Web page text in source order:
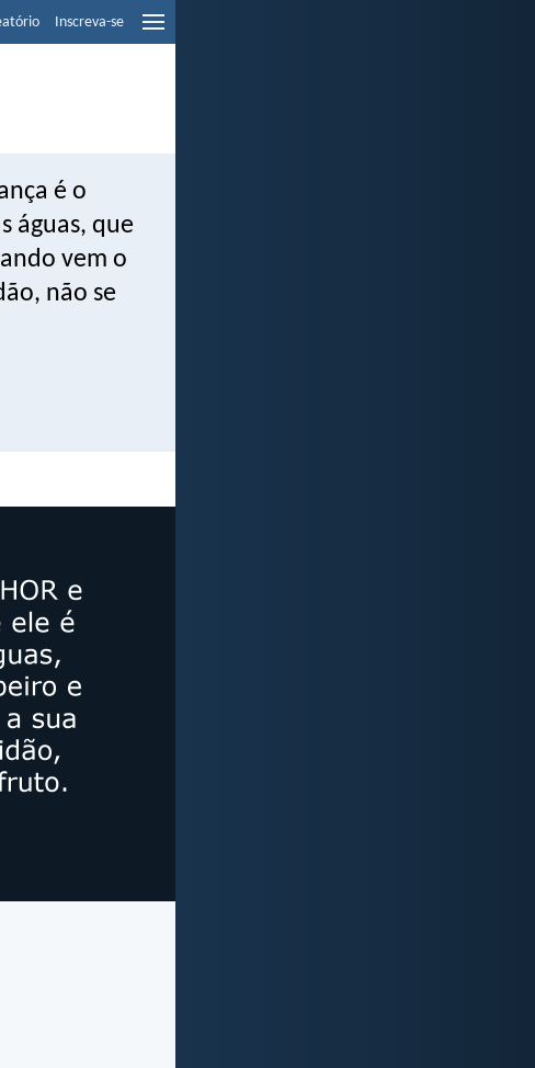
Inscreva-se
é o
águas, que
vem o
não se